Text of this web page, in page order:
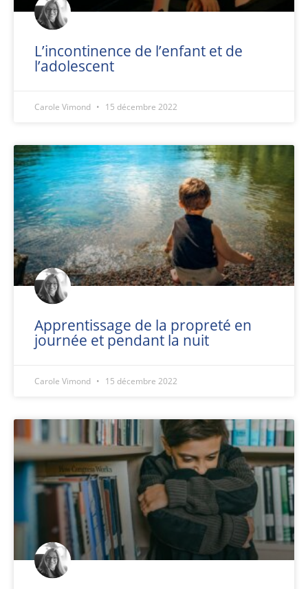
L’incontinence de l’enfant et de
l’adolescent
Carole Vimond 15 décembre 2022
Apprentissage de la propreté en
journée et pendant la nuit
Carole Vimond 15 décembre 2022